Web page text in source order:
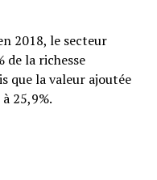
2018, le secteur
de la richesse
que la valeur ajoutée
25,9%.